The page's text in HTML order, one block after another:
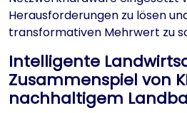
Herausforderungen zu lösen
transformativen Mehrwert zu
Intelligente
Zusammenspiel von
nachhaltigem